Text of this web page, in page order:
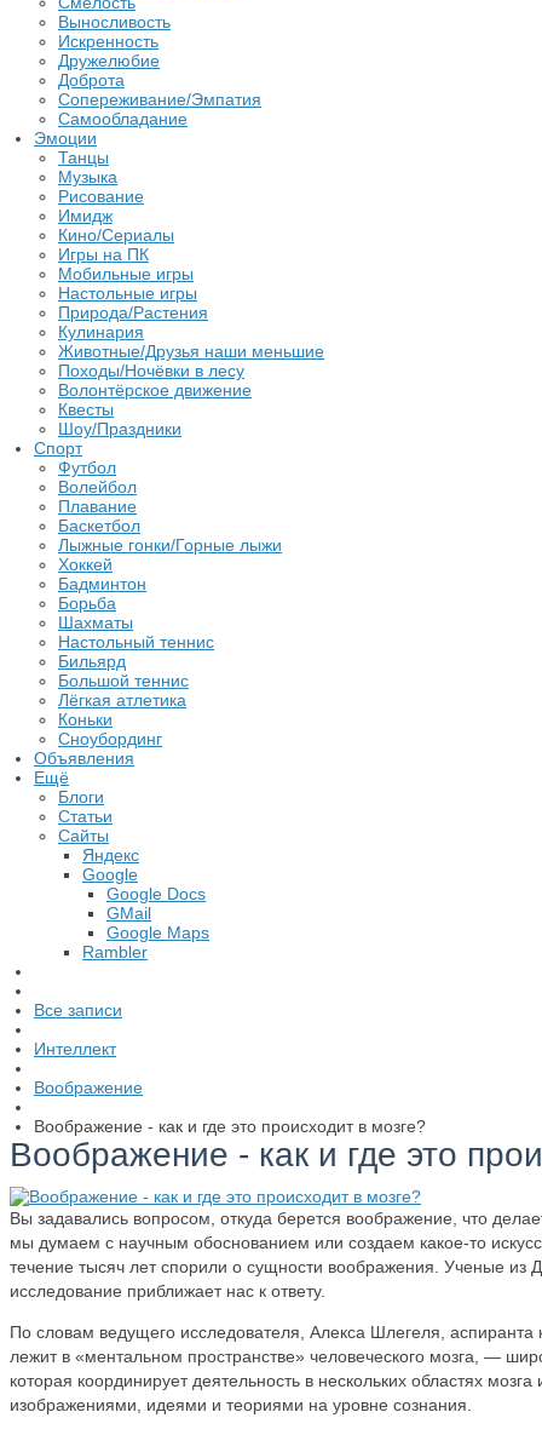
Выносливость
Искренность
Дружелюбие
Доброта
Сопереживание/Эмпатия
Самообладание
Эмоции
Танцы
Музыка
Рисование
Имидж
Кино/Сериалы
Игры на ПК
Мобильные игры
Настольные игры
Природа/Растения
Кулинария
Животные/Друзья наши меньшие
Походы/Ночёвки в лесу
Волонтёрское движение
Квесты
Шоу/Праздники
Спорт
Футбол
Волейбол
Плавание
Баскетбол
Лыжные гонки/Горные лыжи
Хоккей
Бадминтон
Борьба
Шахматы
Настольный теннис
Бильярд
Большой теннис
Лёгкая атлетика
Коньки
Сноубординг
Объявления
Ещё
Блоги
Статьи
Сайты
Яндекс
Google
Google Docs
GMail
Google Maps
Rambler
Все записи
Интеллект
Воображение
Воображение - как и где это происходит в мозге?
Воображение - как и где это
Вы задавались вопросом, откуда берется воображение, что
мы думаем с научным обоснованием или создаем какое-то
течение тысяч лет спорили о сущности воображения. Ученые из
исследование приближает нас к ответу.
По словам ведущего исследователя, Алекса Шлегеля, аспиранта
лежит в «ментальном пространстве» человеческого мозга, —
которая координирует деятельность в нескольких областях
изображениями, идеями и теориями на уровне сознания.